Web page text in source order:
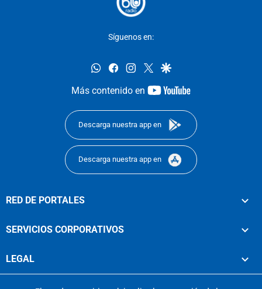
Síguenos en:
whatsappfacebookinstagram
twittergoogle
Más contenido en
youtube-
Descarga nuestra app en
Descarga nuestra app en
RED DE PORTALES
SERVICIOS CORPORATIVOS
LEGAL